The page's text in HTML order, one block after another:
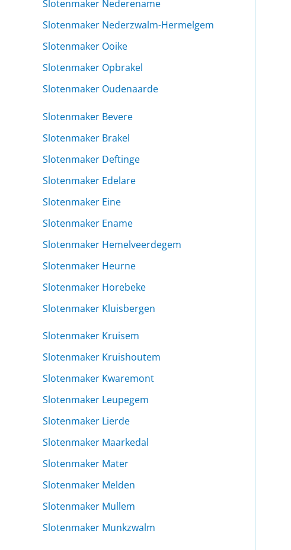
Slotenmaker Nederename
Slotenmaker Nederzwalm-Hermelgem
Slotenmaker Ooike
Slotenmaker Opbrakel
Slotenmaker Oudenaarde
Slotenmaker Bevere
Slotenmaker Brakel
Slotenmaker Deftinge
Slotenmaker Edelare
Slotenmaker Eine
Slotenmaker Ename
Slotenmaker Hemelveerdegem
Slotenmaker Heurne
Slotenmaker Horebeke
Slotenmaker Kluisbergen
Slotenmaker Kruisem
Slotenmaker Kruishoutem
Slotenmaker Kwaremont
Slotenmaker Leupegem
Slotenmaker Lierde
Slotenmaker Maarkedal
Slotenmaker Mater
Slotenmaker Melden
Slotenmaker Mullem
Slotenmaker Munkzwalm